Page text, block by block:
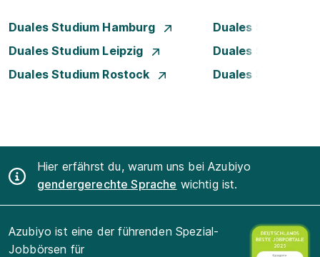
Duales Studium Hamburg
Duales Studium
Duales Studium Leipzig
Duales Studium
Duales Studium Rostock
Duales Studium
Hier erfährst du, warum uns bei Azubiyo
gendergerechte Sprache wichtig ist.
Azubiyo ist eine der führenden Spezial-
Jobbörsen für